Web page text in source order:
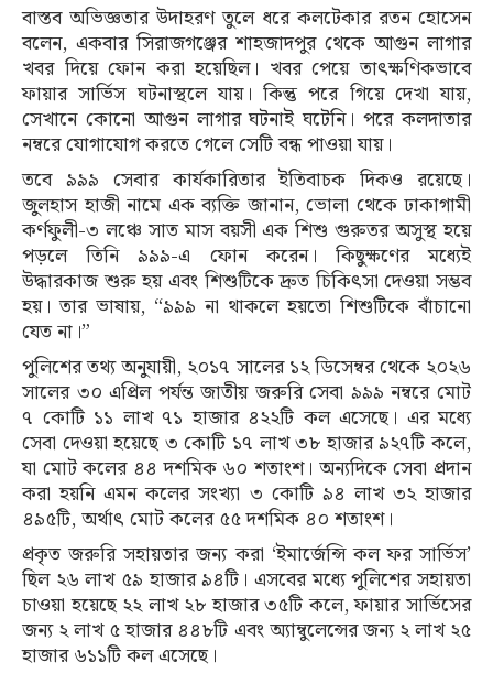
বাস্তব অভিজ্ঞতার উদাহরণ তুলে ধরে কলটেকার রতন হোসেন
বলেন, একবার সিরাজগঞ্জের শাহজাদপুর থেকে আগুন লাগার
খবর দিয়ে ফোন করা হয়েছিল। খবর পেয়ে তাৎক্ষণিকভাবে
ফায়ার সার্ভিস ঘটনাস্থলে যায়। কিন্তু পরে গিয়ে দেখা যায়,
সেখানে কোনো আগুন লাগার ঘটনাই ঘটেনি। পরে কলদাতার
নম্বরে যোগাযোগ করতে গেলে সেটি বন্ধ পাওয়া যায়।
তবে ৯৯৯ সেবার কার্যকারিতার ইতিবাচক দিকও রয়েছে।
জুলহাস হাজী নামে এক ব্যক্তি জানান, ভোলা থেকে ঢাকাগামী
কর্ণফুলী-৩ লঞ্চে সাত মাস বয়সী এক শিশু গুরুতর অসুস্থ হয়ে
পড়লে তিনি ৯৯৯-এ ফোন করেন। কিছুক্ষণের মধ্যেই
উদ্ধারকাজ শুরু হয় এবং শিশুটিকে দ্রুত চিকিৎসা দেওয়া সম্ভব
হয়। তার ভাষায়, “৯৯৯ না থাকলে হয়তো শিশুটিকে বাঁচানো
যেত না।”
পুলিশের তথ্য অনুযায়ী, ২০১৭ সালের ১২ ডিসেম্বর থেকে ২০২৬
সালের ৩০ এপ্রিল পর্যন্ত জাতীয় জরুরি সেবা ৯৯৯ নম্বরে মোট
৭ কোটি ১১ লাখ ৭১ হাজার ৪২২টি কল এসেছে। এর মধ্যে
সেবা দেওয়া হয়েছে ৩ কোটি ১৭ লাখ ৩৮ হাজার ৯২৭টি কলে,
যা মোট কলের ৪৪ দশমিক ৬০ শতাংশ। অন্যদিকে সেবা প্রদান
করা হয়নি এমন কলের সংখ্যা ৩ কোটি ৯৪ লাখ ৩২ হাজার
৪৯৫টি, অর্থাৎ মোট কলের ৫৫ দশমিক ৪০ শতাংশ।
প্রকৃত জরুরি সহায়তার জন্য করা ‘ইমার্জেন্সি কল ফর সার্ভিস’
ছিল ২৬ লাখ ৫৯ হাজার ৯৪টি। এসবের মধ্যে পুলিশের সহায়তা
চাওয়া হয়েছে ২২ লাখ ২৮ হাজার ৩৫টি কলে, ফায়ার সার্ভিসের
জন্য ২ লাখ ৫ হাজার ৪৪৮টি এবং অ্যাম্বুলেন্সের জন্য ২ লাখ ২৫
হাজার ৬১১টি কল এসেছে।